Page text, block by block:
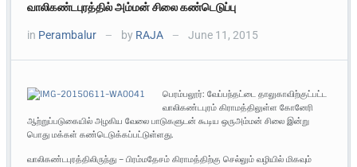
வாலிகண்டபுரத்தில் அம்மன் சிலை கண்டெடுப்பு
in Perambalur — by RAJA — June 11, 2015
பெரம்பலூர்: வேப்பந்தட்டை தாலுகாவிற்குட்பட்ட
வாலிகண்டபுரம் கிராமத்திலுள்ள கோனேரி
ஆற்றுப்படுகையில் அழகிய வேலை பாடுகளுடன் கூடிய ஒருஅம்மன் சிலை இன்று
பொது மக்கள் கண்டெடுக்கப்பட்டுள்ளது.
வாலிகண்டபுரத்திலிருந்து – பிரம்மதேசம் கிராமத்திற்கு செல்லும் வழியில் மிகவும்